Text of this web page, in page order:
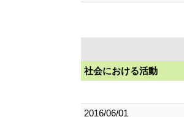
社会における活動
2016/06/01